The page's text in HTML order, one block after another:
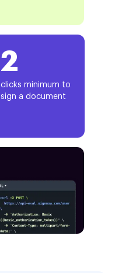
2
clicks minimum to
sign a document